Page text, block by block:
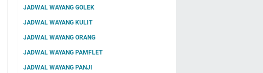
JADWAL WAYANG GOLEK
JADWAL WAYANG KULIT
JADWAL WAYANG ORANG
JADWAL WAYANG PAMFLET
JADWAL WAYANG PANJI